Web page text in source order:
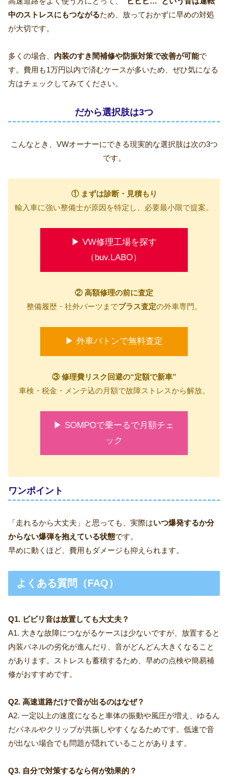
中のストレスにもつながるため、放っておかずに早めの対処
が大切です。
多くの場合、 内装のすき間補修や防振対策で改善が可能で
す。費用も1万円以内で済むケースが多いため、ぜひ気になる
方はチェックしてみてください。
だから選択肢は3つ
こんなとき、VWオーナーにできる現実的な選択肢は次の3つ
です。
① まずは診断・見積もり
輸入車に強い整備士が原因を特定し、必要最小限で提案。
▶ VW修理工場を探す
（buv.LABO）
② 高額修理の前に査定
整備履歴・社外パーツまでプラス査定の外車専門。
▶ 外車バトンで無料査定
③ 修理費リスク回避の“定額で新車”
車検・税金・メンテ込の月額で故障ストレスから解放。
▶ SOMPOで乗ーるで月額チェ
ック
ワンポイント
「走れるから大丈夫」と思っても、実際はいつ爆発するか分
からない爆弾を抱えている状態です。
早めに動くほど、費用もダメージも抑えられます。
よくある質問（FAQ）
Q1. ビビリ音は放置しても大丈夫？
A1. 大きな故障につながるケースは少ないですが、放置すると
内装パネルの劣化が進んだり、音がどんどん大きくなること
があります。ストレスも蓄積するため、早めの点検や簡易補
修がおすすめです。
Q2. 高速道路だけで音が出るのはなぜ？
A2. 一定以上の速度になると車体の振動や風圧が増え、ゆるん
だパネルやクリップが共振しやすくなるためです。低速で音
が出ない場合でも問題が隠れていることがあります。
Q3. 自分で対策するなら何が効果的？